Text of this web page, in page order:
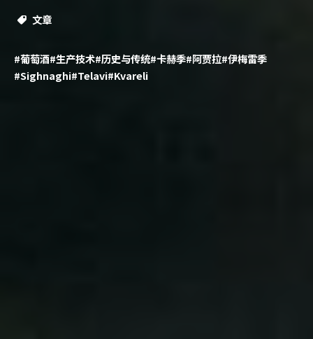
文章
#葡萄酒#生产技术#历史与传统#卡赫季#阿贾拉#伊梅雷季
#Sighnaghi#Telavi#Kvareli